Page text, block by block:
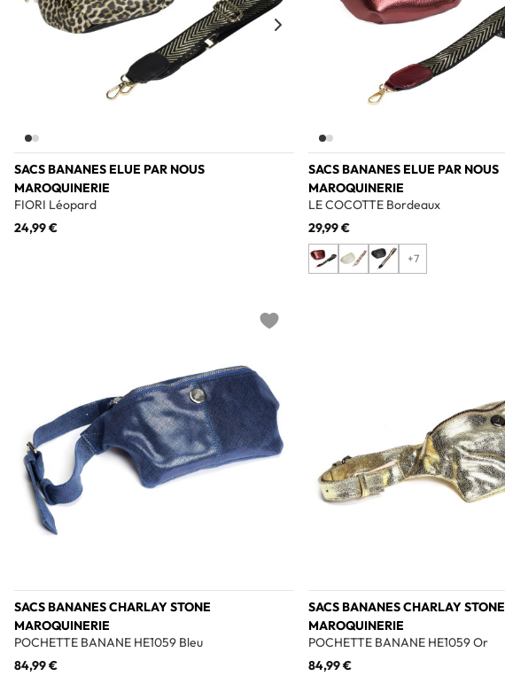
SACS BANANES ELUE PAR NOUS
MAROQUINERIE
FIORI Léopard
24,99 €
SACS BANANES ELUE PAR NOUS
MAROQUINERIE
LE COCOTTE Bordeaux
29,99 €
+7
SACS BANANES CHARLAY STONE
MAROQUINERIE
POCHETTE BANANE HE1059 Bleu
84,99 €
SACS BANANES CHARLAY STONE
MAROQUINERIE
POCHETTE BANANE HE1059 Or
84,99 €